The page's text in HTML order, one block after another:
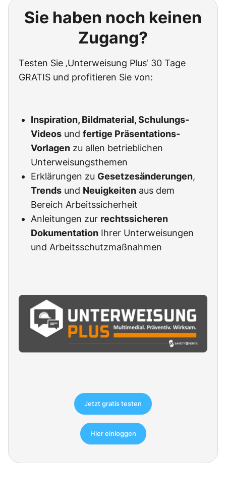
Sie haben noch keinen
Zugang?
Testen Sie ‚Unterweisung Plus‘ 30 Tage
GRATIS und profitieren Sie von:
Inspiration, Bildmaterial, Schulungs-
Videos und fertige Präsentations-
Vorlagen zu allen betrieblichen
Unterweisungsthemen
Erklärungen zu Gesetzesänderungen,
Trends und Neuigkeiten aus dem
Bereich Arbeitssicherheit
Anleitungen zur rechtssicheren
Dokumentation Ihrer Unterweisungen
und Arbeitsschutzmaßnahmen
Jetzt gratis testen
Hier einloggen